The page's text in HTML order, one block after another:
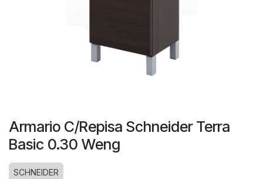
Armario C/Repisa Schneider Terra
Basic 0.30 Weng
SCHNEIDER